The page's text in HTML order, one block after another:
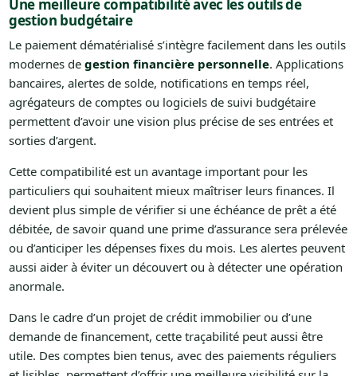
Une meilleure compatibilité avec les outils de
gestion budgétaire
Le paiement dématérialisé s’intègre facilement dans les outils
modernes de gestion financière personnelle. Applications
bancaires, alertes de solde, notifications en temps réel,
agrégateurs de comptes ou logiciels de suivi budgétaire
permettent d’avoir une vision plus précise de ses entrées et
sorties d’argent.
Cette compatibilité est un avantage important pour les
particuliers qui souhaitent mieux maîtriser leurs finances. Il
devient plus simple de vérifier si une échéance de prêt a été
débitée, de savoir quand une prime d’assurance sera prélevée
ou d’anticiper les dépenses fixes du mois. Les alertes peuvent
aussi aider à éviter un découvert ou à détecter une opération
anormale.
Dans le cadre d’un projet de crédit immobilier ou d’une
demande de financement, cette traçabilité peut aussi être
utile. Des comptes bien tenus, avec des paiements réguliers